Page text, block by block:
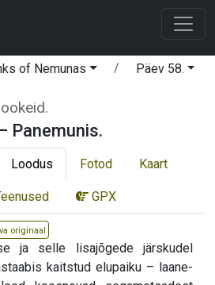
of Nemunas Päev 58.
Panemunis.
Loodus Fotod Kaart
GPX
originaal
ja selle lisajõgede järskudel
kaitstud elupaiku – laane-